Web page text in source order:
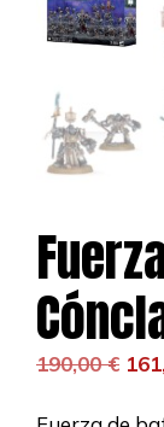
190,00€ El